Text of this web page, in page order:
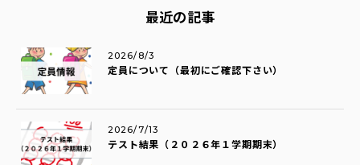
最近の記事
定員について（最初にご確認下さい）
2026/8/3
テスト結果（２０２６年１学期期末）
2026/7/13